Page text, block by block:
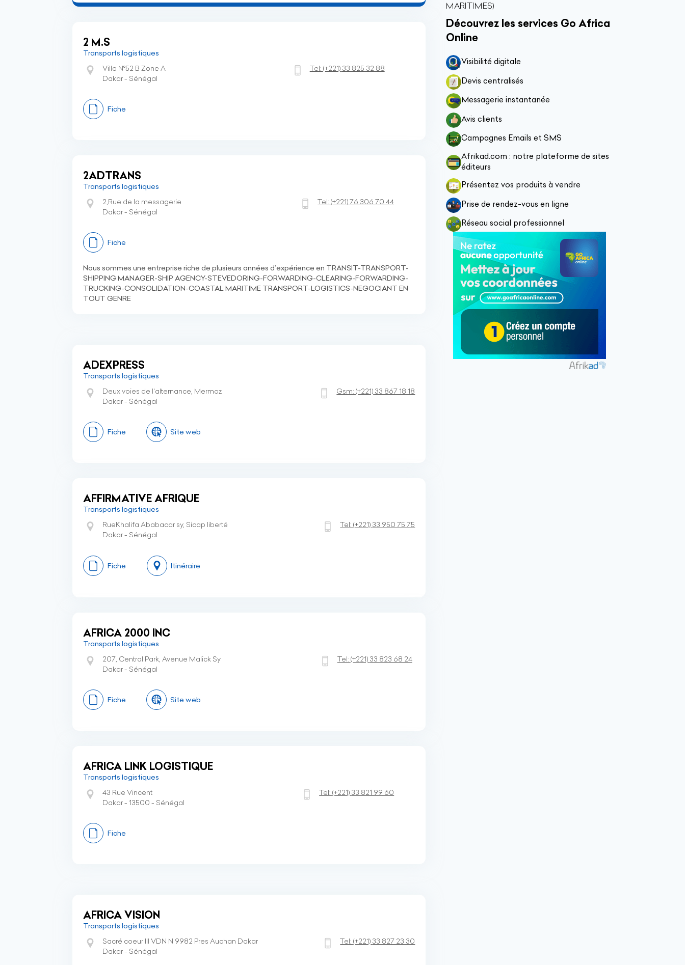
2 M.S
Transports logistiques
Villa N°52 B Zone A
Dakar - Sénégal
Tel: (+221) 33 825 32 88
Fiche
2ADTRANS
Transports logistiques
2,Rue de la messagerie
Dakar - Sénégal
Tel:(+221)76 306 70 44
Fiche
Nous sommes une entreprise riche de plusieurs années d’expérience en TRANSIT-TRANSPORT-
SHIPPING MANAGER-SHIP AGENCY-STEVEDORING-FORWARDING-CLEARING-FORWARDING-
TRUCKING-CONSOLIDATION-COASTAL MARITIME TRANSPORT-LOGISTICS-NEGOCIANT EN
TOUT GENRE
ADEXPRESS
Transports logistiques
Deux voies de l'alternance, Mermoz
Dakar - Sénégal
Gsm:(+221) 33 867 18 18
Fiche Site web
AFFIRMATIVE AFRIQUE
Transports logistiques
RueKhalifa Ababacar sy, Sicap liberté
Dakar - Sénégal
Tel:(+221) 33 950 75 75
Fiche Itinéraire
AFRICA 2000 INC
Transports logistiques
207, Central Park, Avenue Malick Sy
Dakar - Sénégal
Tel: (+221) 33 823 68 24
Fiche Site web
AFRICA LINK LOGISTIQUE
Transports logistiques
43 Rue Vincent
Dakar - 13500 - Sénégal
Tel:(+221) 33 821 99 60
Fiche
AFRICA VISION
Transports logistiques
Sacré coeur III VDN N 9982 Pres Auchan Dakar
Dakar - Sénégal
Tel:(+221) 33 827 23 30
MARITIMES)
Découvrez les services Go Africa
Online
Visibilité digitale
Devis centralisés
Messagerie instantanée
Avis clients
Campagnes Emails et SMS
Afrikad.com : notre plateforme de sites
éditeurs
Présentez vos produits à vendre
Prise de rendez-vous en ligne
Réseau social professionnel